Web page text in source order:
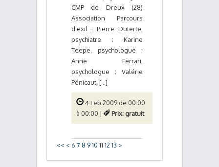
CMP de Dreux (28)
Association Parcours
d'exil : Pierre Duterte,
psychiatre ; Karine
Teepe, psychologue ;
Anne Ferrari,
psychologue ; Valérie
Pénicaut, [...]
4 Feb 2009 de 00:00
à 00:00 |
Prix: gratuit
<< < 6 7 8 910 11 12 13 >